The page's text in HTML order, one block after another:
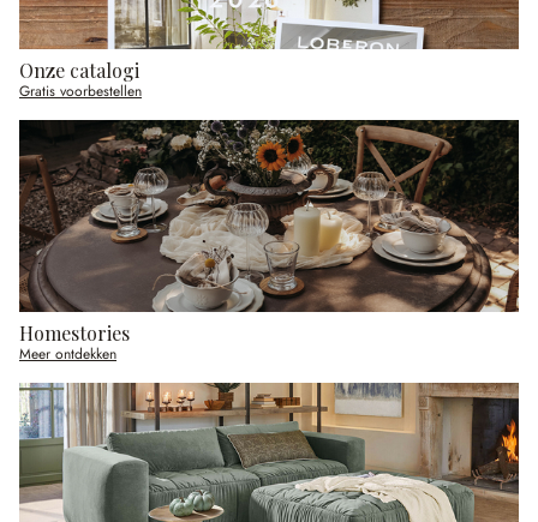
Onze catalogi
Gratis voorbestellen
Homestories
Meer ontdekken